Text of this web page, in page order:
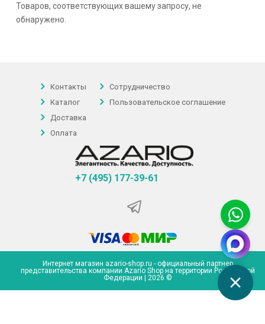
Товаров, соответствующих вашему запросу, не
обнаружено.
Контакты
Каталог
Доставка
Оплата
Сотрудничество
Пользовательское соглашение
+7 (495) 177-39-61
Интернет магазин azario-shop.ru - официальный партнер
представительства компании Azario Shop на территории Российской
Федерации | 2026 ©